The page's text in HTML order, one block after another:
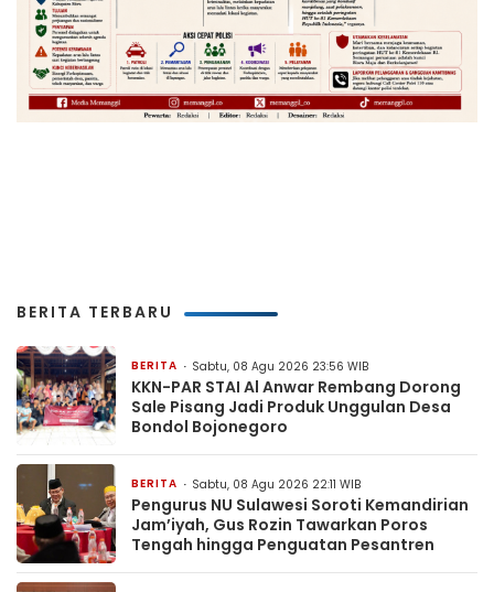
BERITA TERBARU
BERITA Sabtu, 08 Agu 2026 23:56 WIB
KKN-PAR STAI Al Anwar Rembang Dorong
Sale Pisang Jadi Produk Unggulan Desa
Bondol Bojonegoro
BERITA Sabtu, 08 Agu 2026 22:11 WIB
Pengurus NU Sulawesi Soroti Kemandirian
Jam’iyah, Gus Rozin Tawarkan Poros
Tengah hingga Penguatan Pesantren